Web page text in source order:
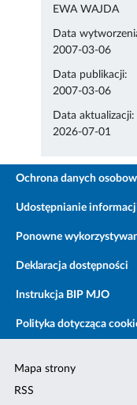
EWA WAJDA
Data
2007-03-06
Data publikacji:
2007-03-06
Data aktualizacji:
2026-07-01
Ochrona danych
Udostępnianie
Ponowne
Deklaracja dostępności
Instrukcja BIP MJO
Polityka dotycząca
Mapa strony
RSS